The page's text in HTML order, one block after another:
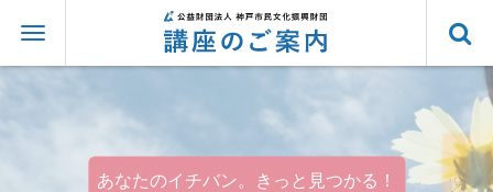
あなたのイチバン。きっと見つかる！